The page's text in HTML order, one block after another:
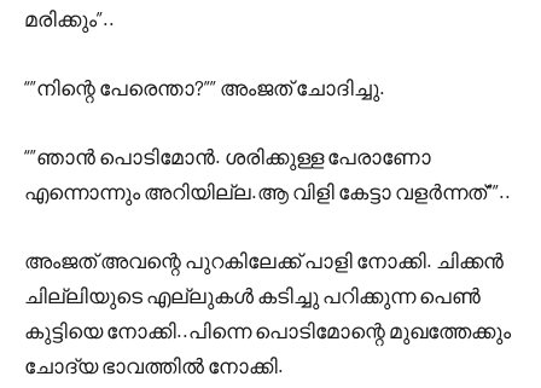
മരിക്കും”..
“”നിന്റെ പേരെന്താ?”” അംജത് ചോദിച്ചു.
“”ഞാൻ പൊടിമോൻ. ശരിക്കുള്ള പേരാണോ
എന്നൊന്നും അറിയില്ല.ആ വിളി കേട്ടാ വളർന്നത്””..
അംജത് അവന്റെ പുറകിലേക്ക് പാളി നോക്കി. ചിക്കൻ
ചില്ലിയുടെ എല്ലുകൾ കടിച്ചു പറിക്കുന്ന പെൺ
കുട്ടിയെ നോക്കി..പിന്നെ പൊടിമോന്റെ മുഖത്തേക്കും
ചോദ്യ ഭാവത്തിൽ നോക്കി.